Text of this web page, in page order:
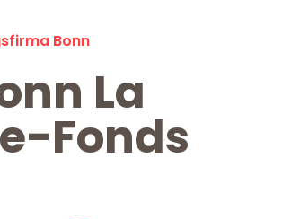
Bonn
La
Fonds